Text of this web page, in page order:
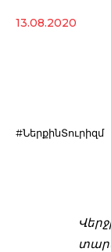
13.08.2020
#ՆերքինՏուրիզմ